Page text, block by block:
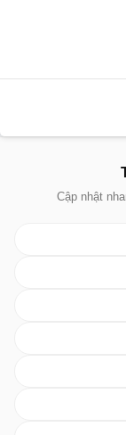
Cập nhật